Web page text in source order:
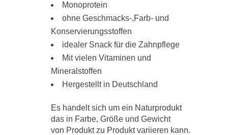
Monoprotein
ohne Geschmacks-,Farb- und
Konservierungsstoffen
idealer Snack für die Zahnpflege
Mit vielen Vitaminen und
Mineralstoffen
Hergestellt in Deutschland
Es handelt sich um ein Naturprodukt
das in Farbe, Größe und Gewicht
von Produkt zu Produkt variieren kann.